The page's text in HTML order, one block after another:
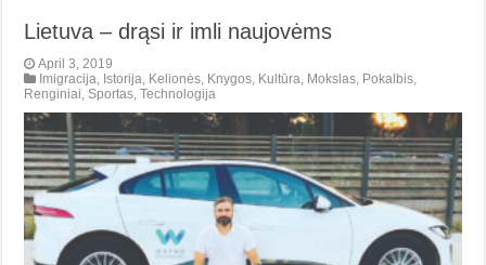
Lietuva – drąsi ir imli naujovėms
April 3, 2019
Imigracija, Istorija, Kelionės, Knygos, Kultūra, Mokslas, Pokalbis,
Renginiai, Sportas,Technologija